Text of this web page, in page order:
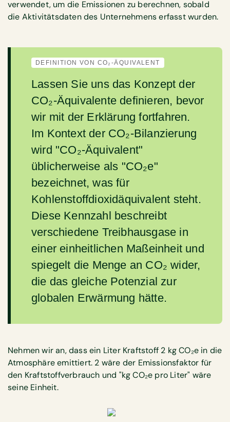
verwendet, um die Emissionen zu berechnen, sobald
die Aktivitätsdaten des Unternehmens erfasst wurden.
DEFINITION VON CO₂-ÄQUIVALENT
Lassen Sie uns das Konzept der
CO₂-Äquivalente definieren, bevor
wir mit der Erklärung fortfahren.
Im Kontext der CO₂-Bilanzierung
wird "CO₂-Äquivalent"
üblicherweise als "CO₂e"
bezeichnet, was für
Kohlenstoffdioxidäquivalent steht.
Diese Kennzahl beschreibt
verschiedene Treibhausgase in
einer einheitlichen Maßeinheit und
spiegelt die Menge an CO₂ wider,
die das gleiche Potenzial zur
globalen Erwärmung hätte.
Nehmen wir an, dass ein Liter Kraftstoff 2 kg CO₂e in die
Atmosphäre emittiert. 2 wäre der Emissionsfaktor für
den Kraftstoffverbrauch und "kg CO₂e pro Liter" wäre
seine Einheit.